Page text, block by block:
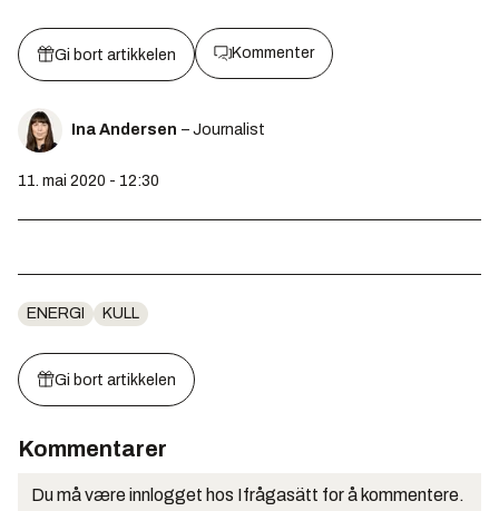
Gi bort artikkelen Kommenter
Ina Andersen – Journalist
11. mai 2020 - 12:30
ENERGI KULL
Gi bort artikkelen
Kommentarer
Du må være innlogget hos Ifrågasätt for å kommentere.